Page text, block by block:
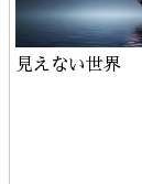
見えない世界